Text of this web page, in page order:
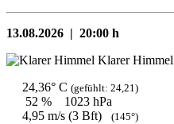
13.08.2026 | 20:00 h
Klarer Himmel
24,36° C (gefühlt: 24,21)
52 %
1023 hPa
4,95 m/s (3 Bft)
(145°)